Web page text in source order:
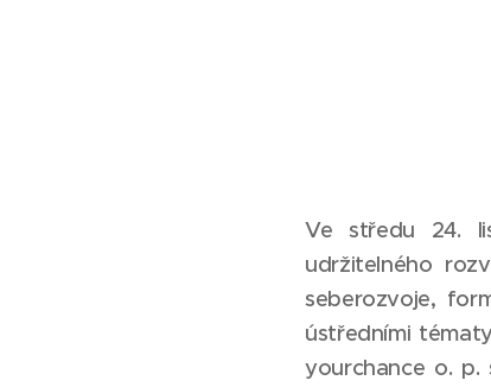
Ve středu 24.
udržitelného
seberozvoje,
ústředními
yourchance o. p.